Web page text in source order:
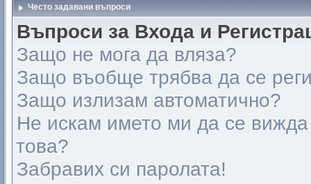
Често задавани въпроси
Въпроси за Входа и
Защо не мога да вляза?
Защо въобще трябва да се
Защо излизам автоматично?
Не искам името ми да се
това?
Забравих си паролата!